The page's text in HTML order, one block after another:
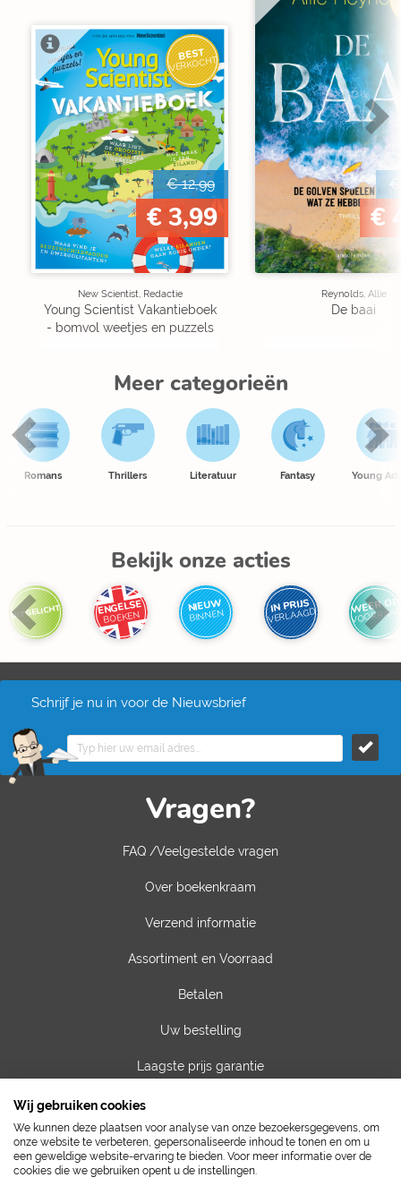
BEST
VERKOCHT
€ 12,99
€ 3,99
New Scientist, Redactie
Young Scientist Vakantieboek
- bomvol weetjes en puzzels
€
€
Reynolds, Allie
De baai
Meer categorieën
Romans Thrillers Literatuur Fantasy Young
Bekijk onze acties
UITGELICHT ENGELSE
BOEKEN
NIEUW
BINNEN IN PRIJS
VERLAAGD WEER OP
Schrijf je nu in voor de Nieuwsbrief
Vragen?
FAQ /Veelgestelde vragen
Over boekenkraam
Verzend informatie
Assortiment en Voorraad
Betalen
Uw bestelling
Laagste prijs garantie
Privacy van gegevens
Algemene voorwaarden
Contact
Wij gebruiken cookies
We kunnen deze plaatsen voor analyse van onze bezoekersgegevens, om
onze website te verbeteren, gepersonaliseerde inhoud te tonen en om u
een geweldige website-ervaring te bieden. Voor meer informatie over de
cookies die we gebruiken opent u de instellingen.